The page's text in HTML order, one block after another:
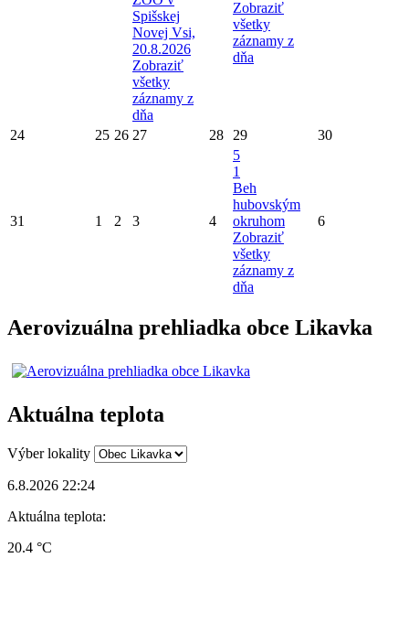
Spišskej
Novej Vsi,
20.8.2026
Zobraziť
všetky
záznamy z
dňa
Zobraziť
všetky
záznamy z
dňa
24 25 26 27 28 29 30
31 1 2 3 4
5
1
Beh
hubovským
okruhom
Zobraziť
všetky
záznamy z
dňa
6
Aerovizuálna prehliadka obce Likavka
Aktuálna teplota
Výber lokality
6.8.2026 22:24
Aktuálna teplota:
20.4 °C